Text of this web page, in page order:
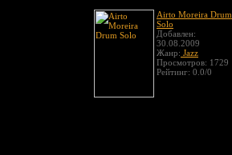
Airto Moreira Drum
Solo
Добавлен:
30.08.2009
Жанр: Jazz
Просмотров: 1729
Рейтинг: 0.0/0